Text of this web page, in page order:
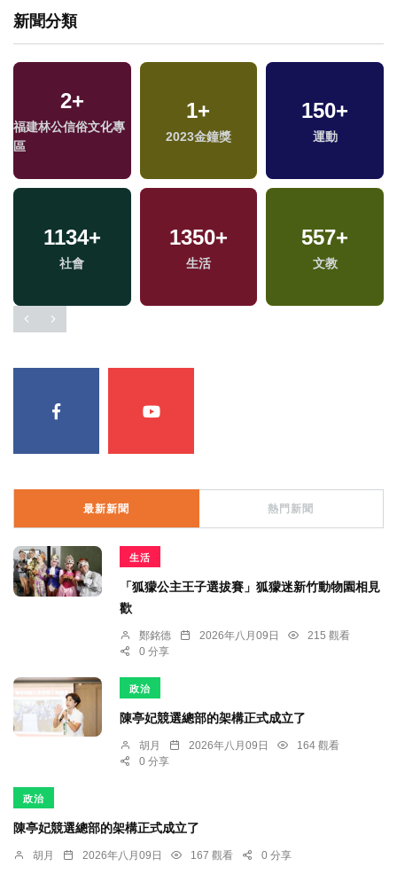
新聞分類
2+
福建林公信俗文化專
區
1+
2023金鐘獎
150+
運動
1134+
社會
1350+
生活
557+
文教
最新新聞 熱門新聞
生活
「狐獴公主王子選拔賽」狐獴迷新竹動物園相見
歡
鄭銘德 2026年八月09日
215 觀看
0 分享
政治
陳亭妃競選總部的架構正式成立了
胡月 2026年八月09日
164 觀看
0 分享
政治
陳亭妃競選總部的架構正式成立了
胡月 2026年八月09日 167 觀看 0 分享